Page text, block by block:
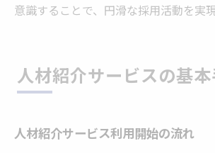
意識することで、円滑な採用活動を実現
人材紹介サービスの基
人材紹介サービス利用開始の流れ